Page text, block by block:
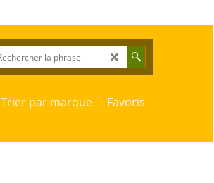
Trier par marque Favoris